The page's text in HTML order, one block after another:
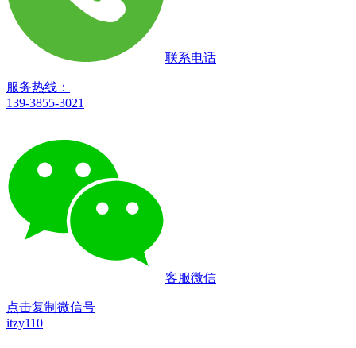
联系电话
服务热线：
139-3855-3021
客服微信
点击复制微信号
itzy110